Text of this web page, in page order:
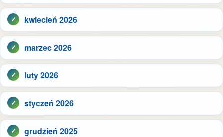
kwiecień 2026
marzec 2026
luty 2026
styczeń 2026
grudzień 2025